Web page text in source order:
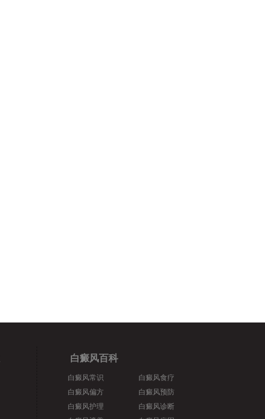
白癜风百科
白癜风常识
白癜风偏方
白癜风护理
白癜风食疗
白癜风预防
白癜风诊断